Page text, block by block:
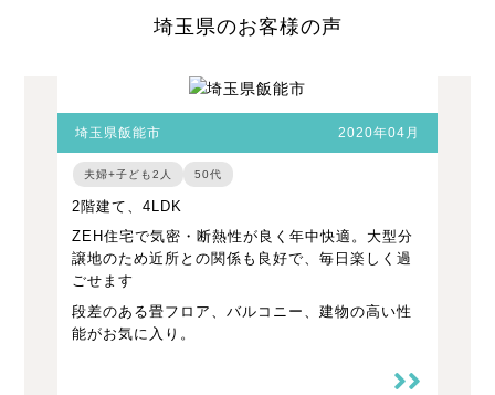
埼玉県のお客様の声
埼玉県飯能市 2020年04月
夫婦+子ども2人 50代
2階建て、4LDK
ZEH住宅で気密・断熱性が良く年中快適。大型分
譲地のため近所との関係も良好で、毎日楽しく過
ごせます
段差のある畳フロア、バルコニー、建物の高い性
能がお気に入り。